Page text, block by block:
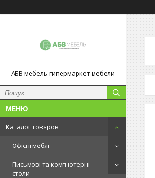
АБВ мебель-гипермаркет мебели
Каталог товаров
Офісні меблі
Письмові та комп'ютерні
столи